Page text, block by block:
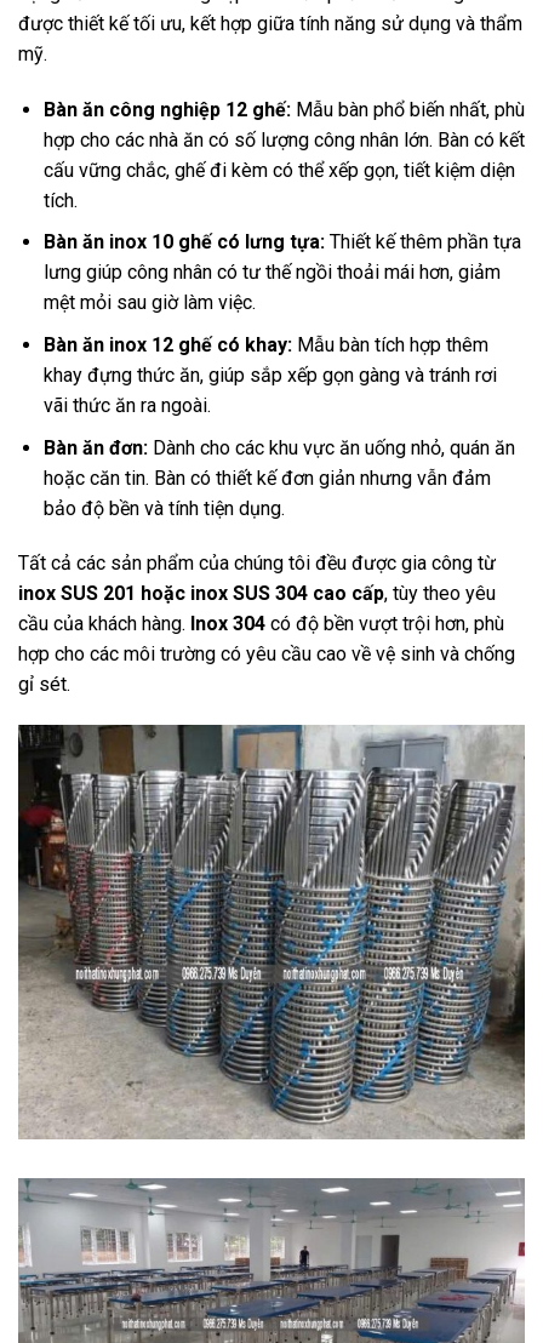
được thiết kế tối ưu, kết hợp giữa tính năng sử dụng và thẩm
mỹ.
Bàn ăn công nghiệp 12 ghế:Mẫu bàn phổ biến nhất, phù
hợp cho các nhà ăn có số lượng công nhân lớn. Bàn có kết
cấu vững chắc, ghế đi kèm có thể xếp gọn, tiết kiệm diện
tích.
Bàn ăn inox 10 ghế có lưng tựa:Thiết kế thêm phần tựa
lưng giúp công nhân có tư thế ngồi thoải mái hơn, giảm
mệt mỏi sau giờ làm việc.
Bàn ăn inox 12 ghế có khay:Mẫu bàn tích hợp thêm
khay đựng thức ăn, giúp sắp xếp gọn gàng và tránh rơi
vãi thức ăn ra ngoài.
Bàn ăn đơn:Dành cho các khu vực ăn uống nhỏ, quán ăn
hoặc căn tin. Bàn có thiết kế đơn giản nhưng vẫn đảm
bảo độ bền và tính tiện dụng.
Tất cả các sản phẩm của chúng tôi đều được gia công từ
inox SUS 201 hoặc inox SUS 304 cao cấp, tùy theo yêu
cầu của khách hàng. Inox 304 có độ bền vượt trội hơn, phù
hợp cho các môi trường có yêu cầu cao về vệ sinh và chống
gỉ sét.